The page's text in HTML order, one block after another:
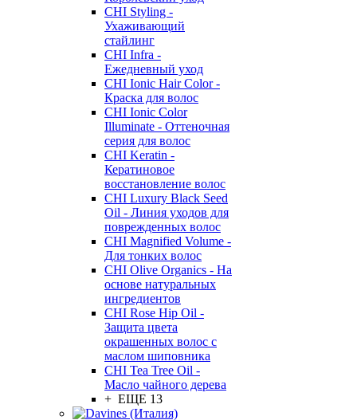
CHI Styling -
Ухаживающий
стайлинг
CHI Infra -
Ежедневный уход
CHI Ionic Hair Color -
Краска для волос
CHI Ionic Color
Illuminate - Оттеночная
серия для волос
CHI Keratin -
Кератиновое
восстановление волос
CHI Luxury Black Seed
Oil - Линия уходов для
поврежденных волос
CHI Magnified Volume -
Для тонких волос
CHI Olive Organics - На
основе натуральных
ингредиентов
CHI Rose Hip Oil -
Защита цвета
окрашенных волос с
маслом шиповника
CHI Tea Tree Oil -
Масло чайного дерева
+ ЕЩЕ 13